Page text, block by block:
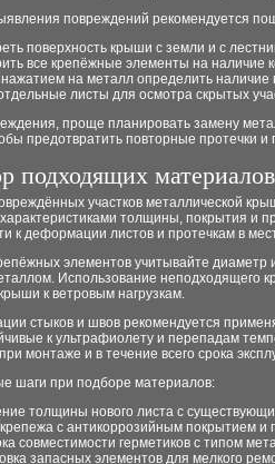
повреждений рекомендуется
поверхность крыши с земли и с
все крепёжные элементы на наличие
нажатием на металл определить наличие
листы для осмотра скрытых
проще планировать замену
предотвратить повторные протечки
подходящих
участков металлической
толщины, покрытия и
к деформации листов и протечкам в
элементов учитывайте диаметр
Использование неподходящего
к ветровым нагрузкам.
стыков и швов рекомендуется
к ультрафиолету и перепадам
монтаже и в течение всего срока
шаги при подборе материалов:
толщины нового листа с
с антикоррозийным покрытием и
совместимости герметиков с типом
запасных элементов для мелкого